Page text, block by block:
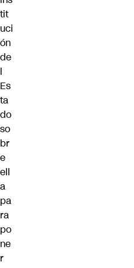
tit
uci
ón
de
l
Es
ta
do
so
br
e
ell
a
pa
ra
po
ne
r